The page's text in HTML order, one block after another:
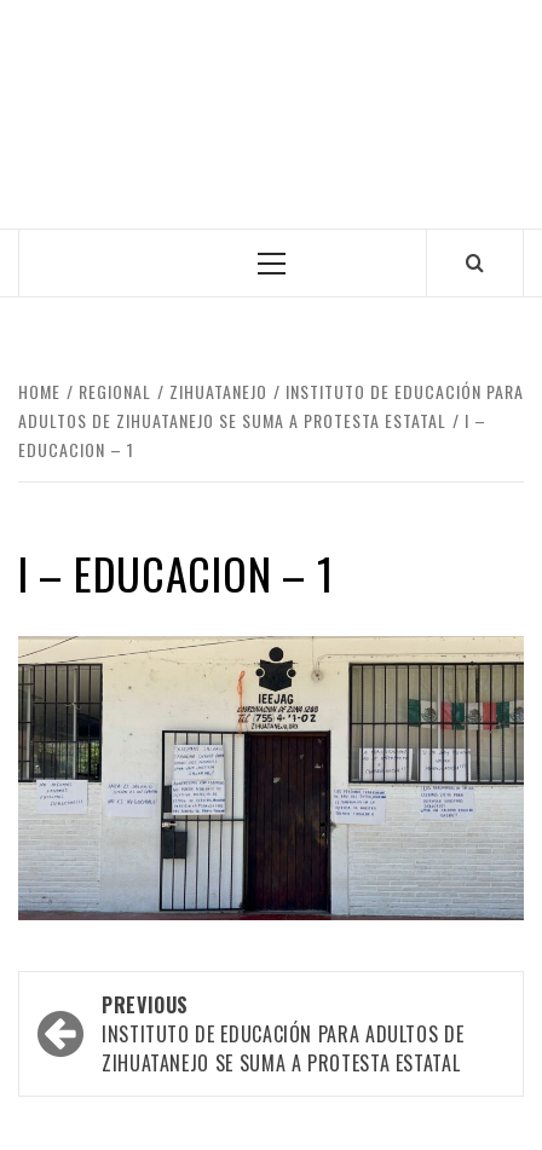
Primary
HOME REGIONAL ZIHUATANEJO
INSTITUTO DE EDUCACIÓN PARA
ADULTOS DE ZIHUATANEJO SE SUMA A PROTESTA ESTATAL
I –
EDUCACION – 1
I – EDUCACION – 1
Post
navigation
PREVIOUS
INSTITUTO DE EDUCACIÓN PARA ADULTOS DE
ZIHUATANEJO SE SUMA A PROTESTA ESTATAL